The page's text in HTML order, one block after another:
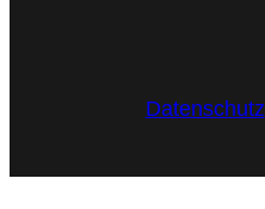
Datenschutz